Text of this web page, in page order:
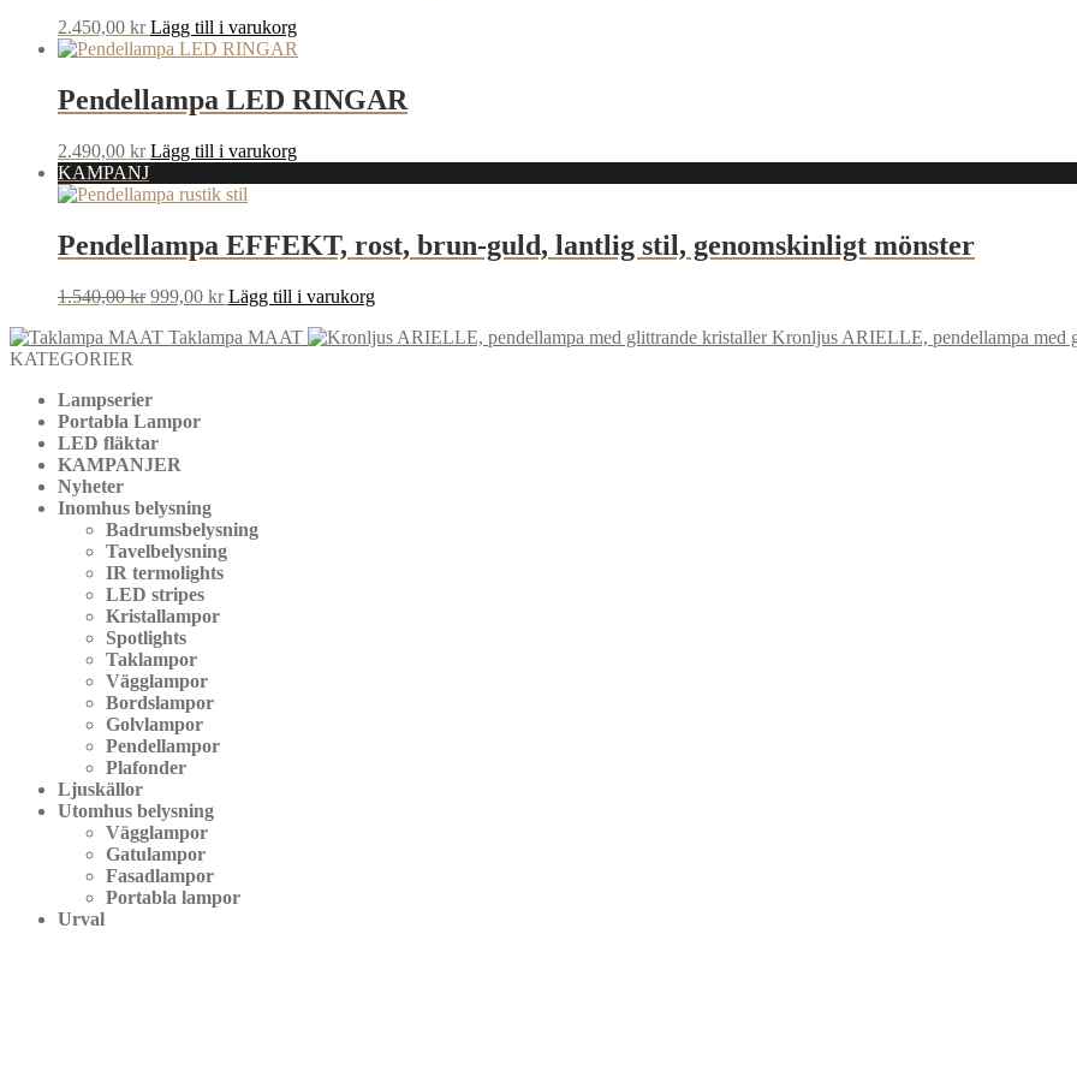
2.450,00 kr Lägg till i varukorg
Pendellampa LED RINGAR
2.490,00 kr Lägg till i varukorg
KAMPANJ
Pendellampa EFFEKT, rost, brun-guld, lantlig stil, genomskinligt mönster
1.540,00kr Det
priset
999,00 krDet
priset
Lägg till i varukorg
Taklampa MAAT
Kronljus ARIELLE, pendellampa med
KATEGORIER
Lampserier
Portabla Lampor
LED fläktar
KAMPANJER
Nyheter
Inomhus belysning
Badrumsbelysning
Tavelbelysning
IR termolights
LED stripes
Kristallampor
Spotlights
Taklampor
Vägglampor
Bordslampor
Golvlampor
Pendellampor
Plafonder
Ljuskällor
Utomhus belysning
Vägglampor
Gatulampor
Fasadlampor
Portabla lampor
Urval